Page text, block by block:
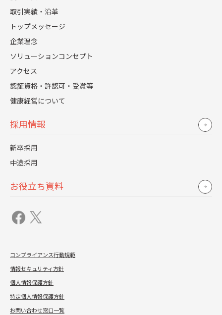
取引実績・沿革
トップメッセージ
企業理念
ソリューションコンセプト
アクセス
認証資格・許認可・受賞等
健康経営について
採用情報
新卒採用
中途採用
お役立ち資料
コンプライアンス行動規範
情報セキュリティ方針
個人情報保護方針
特定個人情報保護方針
お問い合わせ窓口一覧
具体的には以下のような提言が得られます。
採用課題の洗い出し
採用活動におけるKGIやKPIの設定
採用プロセスやスケジュール設計
採用ターゲットや訴求ポイントの策定
求人要件などの整理
採用プロジェクトの体制構築
母集団形成に関する支援
採用コンサルティング会社の提言を受けることで、自社に
とってマッチ度の高い母集団の形成を図るとともに、効果
的な自社アピールを実現できる
す。
適切な採用媒体や人材紹介サービスなどの選定
求人やスカウト原稿のチェックと改善点の教示
説明会などのイベント開催におけるノウハウ提供やサポ